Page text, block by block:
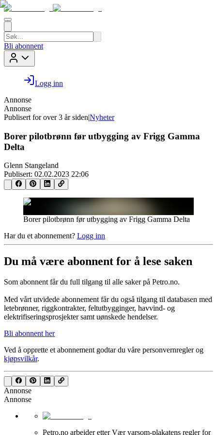
Bli abonnent
Logg inn
Annonse
Annonse
Publisert for over 3 år siden|Nyheter
Borer pilotbrønn før utbygging av Frigg Gamma
Delta
Glenn Stangeland
Publisert: 02.02.2023 22:06
Borer pilotbrønn før utbygging av Frigg Gamma Delta
Har du et abonnement? Logg inn
Du må være abonnent for å lese saken
Som abonnent får du full tilgang til alle saker på Petro.no.
Med vårt utvidede abonnement får du også tilgang til databasen med
letebrønner, riggkontrakter, feltutbygginger, havvind- og
elektrifiseringsprosjekter samt uønskede hendelser.
Bli abonnent her
Ved å opprette et abonnement godtar du våre personvernreglerog
kjøpsvilkår.
Annonse
Annonse
Petro.no arbeider etter Vær varsom-plakatens regler for